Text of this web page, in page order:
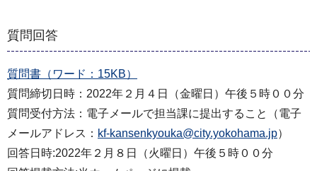
質問回答
質問書（ワード：15KB）
質問締切⽇時：2022年２⽉４⽇（金曜日）午後５時００分
質問受付⽅法：電子メールで担当課に提出すること（電子
メールアドレス： kf-kansenkyouka@city.yokohama.jp）
回答⽇時:2022年２⽉８⽇（火曜日）午後５時００分